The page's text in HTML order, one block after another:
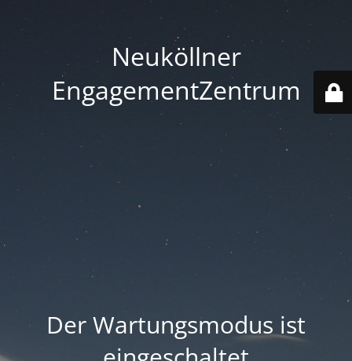
Neuköllner
EngagementZentrum
Der Wartungsmodus ist